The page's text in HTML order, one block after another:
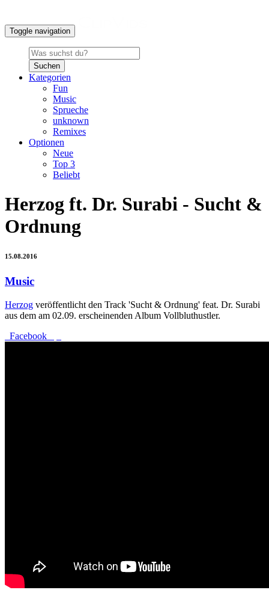
Toggle navigation
Suchen
Kategorien
Fun
Music
Sprueche
unknown
Remixes
Optionen
Neue
Top 3
Beliebt
Herzog ft. Dr. Surabi - Sucht &
Ordnung
15.08.2016
Music
Herzog veröffentlicht den Track 'Sucht & Ordnung' feat. Dr. Surabi
aus dem am 02.09. erscheinenden Album Vollbluthustler.
Facebook